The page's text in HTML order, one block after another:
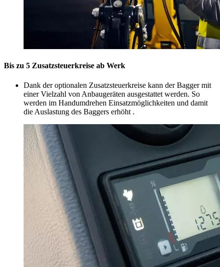
Bis zu 5 Zusatzsteuerkreise ab Werk
Dank der optionalen Zusatzsteuerkreise kann der Bagger mit
einer Vielzahl von Anbaugeräten ausgestattet werden. So
werden im Handumdrehen Einsatzmöglichkeiten und damit
die Auslastung des Baggers erhöht .